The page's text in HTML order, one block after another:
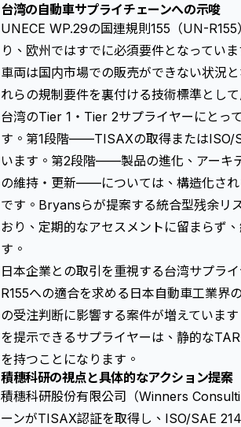
台湾の自動車サプライチェーンへの示唆
UNECE WP.29の国連規則155（UN-
り、欧州ではすでに必須要件となってい
車両は国内市場での販売ができない状況
れらの規制要件を裏付ける技術標準とし
台湾のTier 1・Tier 2サプライヤーにとっ
す。第1段階——TISAXの取得またはISO/
います。第2段階——製品の進化、アーキ
の維持・更新——については、構造化さ
です。Bryansらが提案する統合型残余リ
おり、定期的なアセスメントに留まらず
す。
日本企業との取引を重視する台湾サプラ
R155への適合を求める日本自動車工業界
の受注判断に影響する案件が増えていま
を提示できるサプライヤーは、静的な
を持つことになります。
積穗科研の視点と具体的なアクション提案
積穗科研股份有限公司（Winners
ーンがTISAX認証を取得し、ISO/SAE